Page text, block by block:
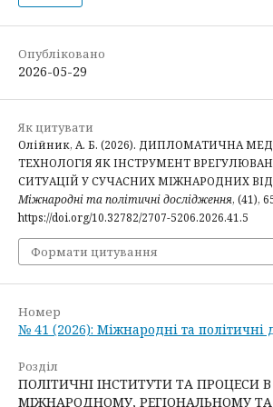
Опубліковано
2026-05-29
Як цитувати
Олійник, А. Б. (2026). ДИПЛОМАТИЧНА
ТЕХНОЛОГІЯ ЯК ІНСТРУМЕНТ
СИТУАЦІЙ У СУЧАСНИХ МІЖНАРОДНИХ
Міжнародні та політичні дослідження, (41),
https://doi.org/10.32782/2707-5206.2026.41.5
Формати цитування
Номер
№ 41 (2026): Міжнародні та політичні
Розділ
ПОЛІТИЧНІ ІНСТИТУТИ ТА ПРОЦЕСИ В
МІЖНАРОДНОМУ, РЕГІОНАЛЬНОМУ ТА